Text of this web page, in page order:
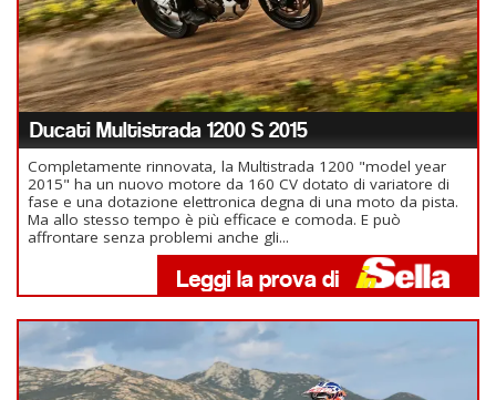
Ducati Multistrada 1200 S 2015
Completamente rinnovata, la Multistrada 1200 "model year
2015" ha un nuovo motore da 160 CV dotato di variatore di
fase e una dotazione elettronica degna di una moto da pista.
Ma allo stesso tempo è più efficace e comoda. E può
affrontare senza problemi anche gli...